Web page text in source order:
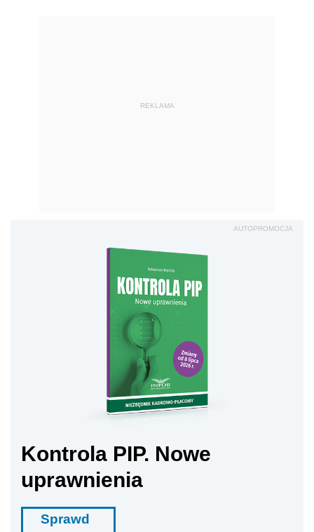
REKLAMA
AUTOPROMOCJA
Kontrola PIP. Nowe
uprawnienia
Sprawd